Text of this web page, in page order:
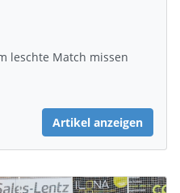
leschte Match missen
Artikel anzeigen